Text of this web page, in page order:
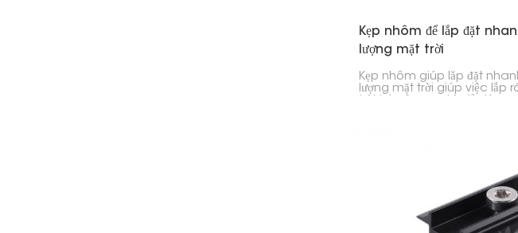
Kẹp nhôm để lắp đặt
lượng mặt trời
Kẹp nhôm giúp lắp đặt
lượng mặt trời giúp việc lắp